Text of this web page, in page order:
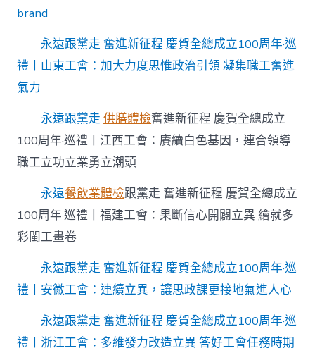
brand
永遠跟黨走 奮進新征程 慶賀全總成立100周年·巡
禮丨山東工會：加大力度思惟政治引領 凝集職工奮進
氣力
永遠跟黨走供膳體檢奮進新征程 慶賀全總成立
100周年·巡禮丨江西工會：賡續白色基因，連合領導
職工立功立業勇立潮頭
永遠餐飲業體檢跟黨走 奮進新征程 慶賀全總成立
100周年·巡禮丨福建工會：果斷信心開闢立異 繪就多
彩閩工畫卷
永遠跟黨走 奮進新征程 慶賀全總成立100周年·巡
禮丨安徽工會：連續立異，讓思政課更接地氣進人心
永遠跟黨走 奮進新征程 慶賀全總成立100周年·巡
禮丨浙江工會：多維發力改造立異 答好工會任務時期